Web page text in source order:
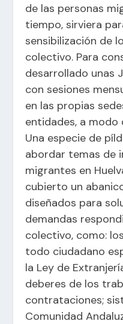
de las personas
tiempo, sirviera
sensibilización de
colectivo. Para
desarrollado unas
con sesiones
en las propias
entidades, a
Una especie de
abordar temas de
migrantes en
cubierto un
diseñados para
demandas
colectivo, como:
todo ciudadano
la Ley de
deberes de los
contrataciones;
Comunidad